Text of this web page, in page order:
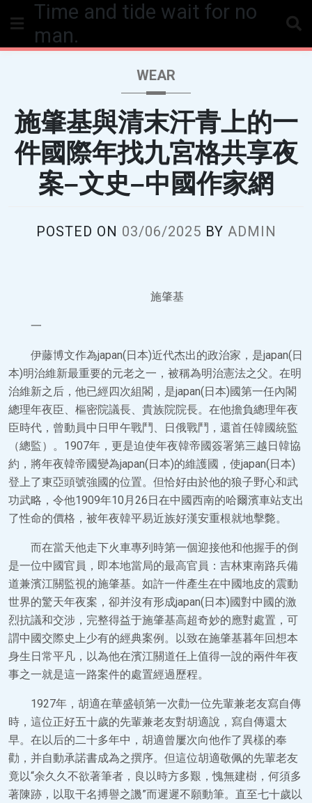
Time and tide wait for no
man.
WEAR
施肇基與清末汗青上的一
件國際年找九宮格共享夜
案–文史–中國作家網
POSTED ON 03/06/2025 BY ADMIN
施肇基
一
伊藤博文作為japan(日本)近代杰出的政治家，是japan(日
本)明治維新最重要的元老之一，被稱為明治憲法之父。在明
治維新之后，他已經四次組閣，是japan(日本)國第一任內閣
總理年夜臣、樞密院議長、貴族院院長。在他擔負總理年夜
臣時代，曾動員中日甲午戰鬥、日俄戰鬥，還首任韓國統監
（總監）。1907年，更是迫使年夜韓帝國簽署第三越日韓協
約，將年夜韓帝國變為japan(日本)的維護國，使japan(日本)
登上了東亞頭號強國的位置。但恰好由於他的狼子野心和武
功武略，令他1909年10月26日在中國西南的哈爾濱車站支出
了性命的價格，被年夜韓平易近族好漢安重根就地擊斃。
而在當天他走下火車專列時第一個迎接他和他握手的倒
是一位中國官員，即本地當局的最高官員：吉林東南路兵備
道兼濱江關監視的施肇基。如許一件產生在中國地皮的震動
世界的驚天年夜案，卻并沒有形成japan(日本)國對中國的激
烈抗議和交涉，完整得益于施肇基高超奇妙的應對處置，可
謂中國交際史上少有的經典案例。以致在施肇基暮年回想本
身生日常平凡，以為他在濱江關道任上值得一說的兩件年夜
事之一就是這一路案件的處置經過歷程。
1927年，胡適在華盛頓第一次勸一位先輩兼老友寫自傳
時，這位正好五十歲的先輩兼老友對胡適說，寫自傳還太
早。在以后的二十多年中，胡適曾屢次向他作了異樣的奉
勸，并自動承諾書成為之撰序。但這位胡適敬佩的先輩老友
竟以“余久久不欲著筆者，良以時方多艱，愧無建樹，何須多
著陳跡，以取干名搏譽之譏”而遲遲不願動筆。直至七十歲以